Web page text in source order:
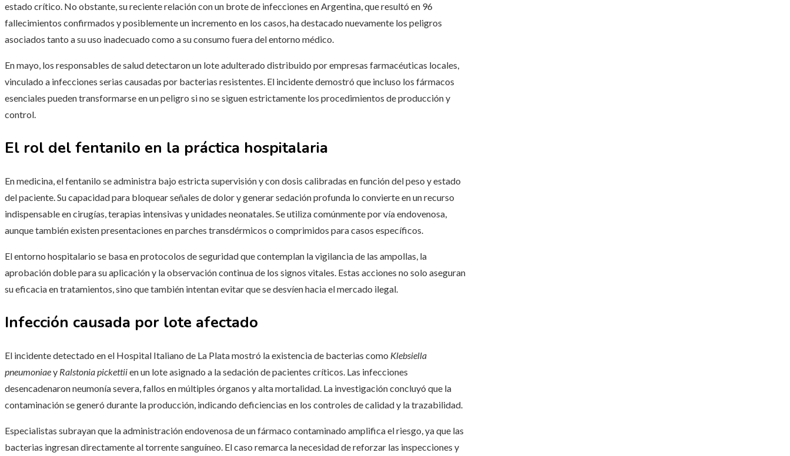
estado crítico. No obstante, su reciente relación con un brote de infecciones en Argentina, que resultó en 96
fallecimientos confirmados y posiblemente un incremento en los casos, ha destacado nuevamente los peligros
asociados tanto a su uso inadecuado como a su consumo fuera del entorno médico.
En mayo, los responsables de salud detectaron un lote adulterado distribuido por empresas farmacéuticas locales,
vinculado a infecciones serias causadas por bacterias resistentes. El incidente demostró que incluso los fármacos
esenciales pueden transformarse en un peligro si no se siguen estrictamente los procedimientos de producción y
control.
El rol del fentanilo en la práctica hospitalaria
En medicina, el fentanilo se administra bajo estricta supervisión y con dosis calibradas en función del peso y estado
del paciente. Su capacidad para bloquear señales de dolor y generar sedación profunda lo convierte en un recurso
indispensable en cirugías, terapias intensivas y unidades neonatales. Se utiliza comúnmente por vía endovenosa,
aunque también existen presentaciones en parches transdérmicos o comprimidos para casos específicos.
El entorno hospitalario se basa en protocolos de seguridad que contemplan la vigilancia de las ampollas, la
aprobación doble para su aplicación y la observación continua de los signos vitales. Estas acciones no solo aseguran
su eficacia en tratamientos, sino que también intentan evitar que se desvíen hacia el mercado ilegal.
Infección causada por lote afectado
El incidente detectado en el Hospital Italiano de La Plata mostró la existencia de bacterias como Klebsiella
pneumoniaey Ralstonia pickettiien un lote asignado a la sedación de pacientes críticos. Las infecciones
desencadenaron neumonía severa, fallos en múltiples órganos y alta mortalidad. La investigación concluyó que la
contaminación se generó durante la producción, indicando deficiencias en los controles de calidad y la trazabilidad.
Especialistas subrayan que la administración endovenosa de un fármaco contaminado amplifica el riesgo, ya que las
bacterias ingresan directamente al torrente sanguíneo. El caso remarca la necesidad de reforzar las inspecciones y